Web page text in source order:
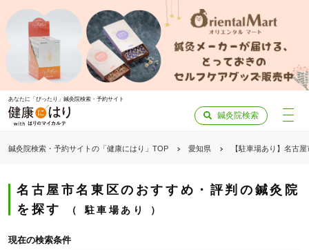
あなたに「ぴったり」鍼灸院検索・予約サイト
鍼灸院検索
鍼灸院検索・予約サイトの「健康にはり」TOP 愛知県 【駐車場あり】名古
名古屋市名東区のおすすめ・評判の鍼灸院
を探す
駐車場あり
現在の検索条件